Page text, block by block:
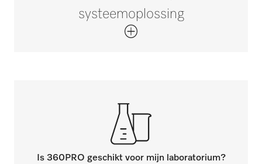
systeemoplossing
Is 360PRO geschikt voor mijn laboratorium?